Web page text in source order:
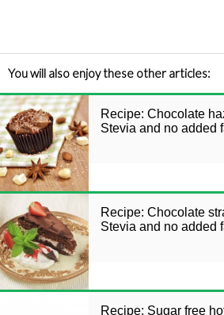
You will also enjoy these other articles:
Recipe: Chocolate
Stevia and no added
Recipe: Chocolate
Stevia and no added
Recipe: Sugar free